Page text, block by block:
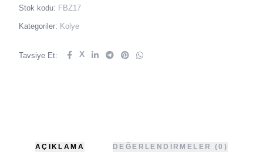
Stok kodu: FBZ17
Kategoriler: Kolye
Tavsiye Et: X
AÇIKLAMA DEĞERLENDIRMELER (0)